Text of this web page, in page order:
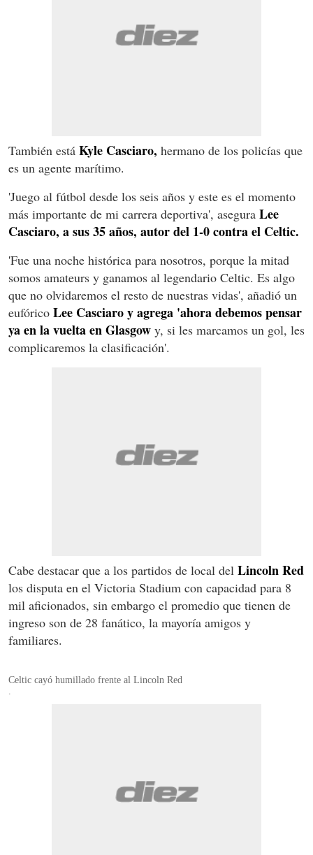
También está Kyle Casciaro, hermano de los policías que
es un agente marítimo.
'Juego al fútbol desde los seis años y este es el momento
más importante de mi carrera deportiva', asegura Lee
Casciaro, a sus 35 años, autor del 1-0 contra el Celtic.
'Fue una noche histórica para nosotros, porque la mitad
somos amateurs y ganamos al legendario Celtic. Es algo
que no olvidaremos el resto de nuestras vidas', añadió un
eufórico Lee Casciaro y agrega 'ahora debemos pensar
ya en la vuelta en Glasgow y, si les marcamos un gol, les
complicaremos la clasificación'.
Cabe destacar que a los partidos de local del Lincoln Red
los disputa en el Victoria Stadium con capacidad para 8
mil aficionados, sin embargo el promedio que tienen de
ingreso son de 28 fanático, la mayoría amigos y
familiares.
Celtic cayó humillado frente al Lincoln Red